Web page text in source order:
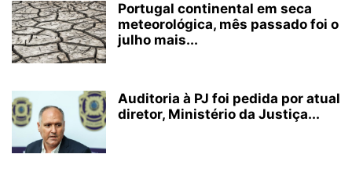
Portugal continental em seca
meteorológica, mês passado foi o
julho mais...
Auditoria à PJ foi pedida por atual
diretor, Ministério da Justiça...